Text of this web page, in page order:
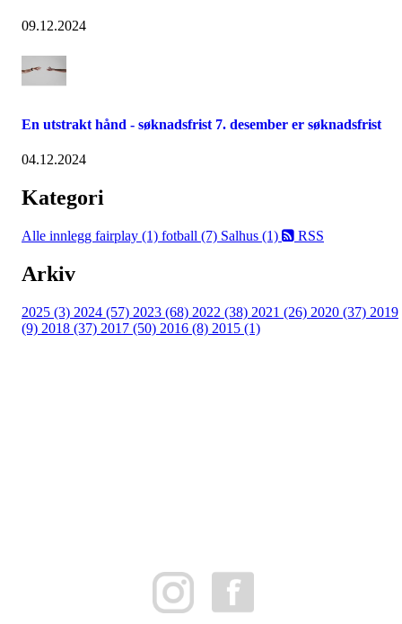
09.12.2024
En utstrakt hånd - søknadsfrist 7. desember er søknadsfrist
04.12.2024
Kategori
Alle innlegg fairplay (1) fotball (7) Salhus (1) RSS
Arkiv
2025 (3) 2024 (57) 2023 (68) 2022 (38) 2021 (26) 2020 (37) 2019
(9) 2018 (37) 2017 (50) 2016 (8) 2015 (1)